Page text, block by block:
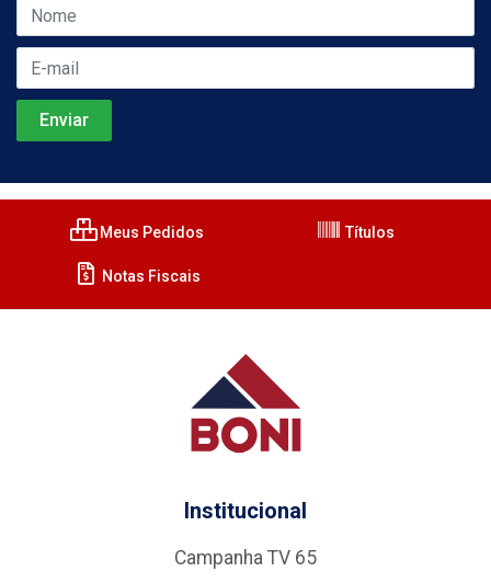
Meus Pedidos Títulos
Notas Fiscais
Institucional
Campanha TV 65